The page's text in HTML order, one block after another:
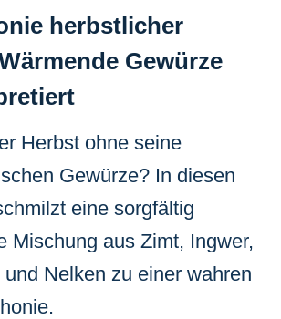
herbstlicher
Gewürze
Herbst ohne seine
Gewürze? In diesen
eine sorgfältig
Mischung aus Zimt, Ingwer,
Nelken zu einer wahren